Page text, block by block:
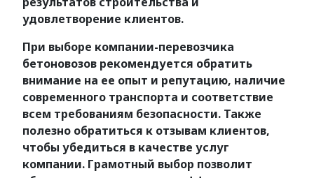
удовлетворение клиентов.
При выборе компании-перевозчика
бетоновозов рекомендуется обратить
внимание на ее опыт и репутацию, наличие
современного транспорта и соответствие
всем требованиям безопасности. Также
полезно обратиться к отзывам клиентов,
чтобы убедиться в качестве услуг
компании. Грамотный выбор позволит